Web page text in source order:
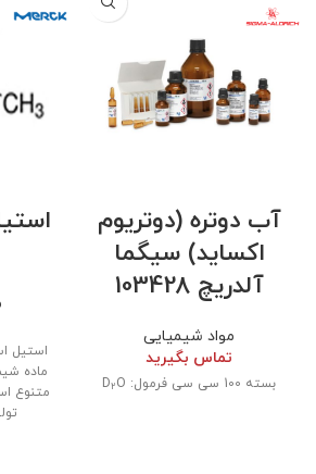
آب دوتره (دوتریوم
اکساید) سیگما
آلدریچ 103428
مواد شیمیایی
تماس بگیرید
بسته 100 سی سی فرمول: D 2O
استیل
ماده
متنوع